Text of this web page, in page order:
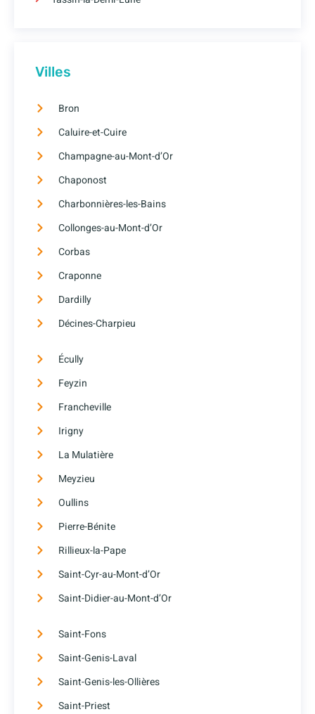
Villes
Bron
Caluire-et-Cuire
Champagne-au-Mont-d’Or
Chaponost
Charbonnières-les-Bains
Collonges-au-Mont-d’Or
Corbas
Craponne
Dardilly
Décines-Charpieu
Écully
Feyzin
Francheville
Irigny
La Mulatière
Meyzieu
Oullins
Pierre-Bénite
Rillieux-la-Pape
Saint-Cyr-au-Mont-d’Or
Saint-Didier-au-Mont-d’Or
Saint-Fons
Saint-Genis-Laval
Saint-Genis-les-Ollières
Saint-Priest